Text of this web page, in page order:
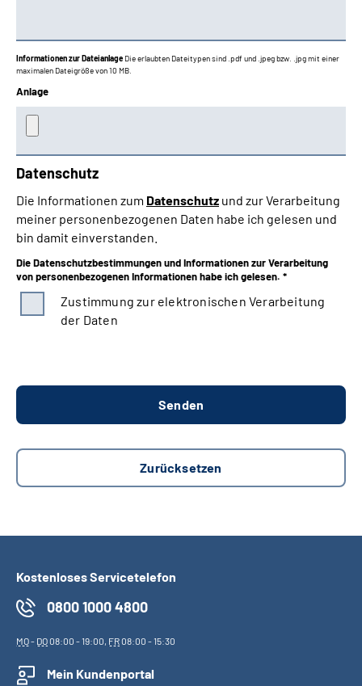
Informationen zur Dateianlage Die erlaubten Dateitypen sind .pdf und .jpeg bzw. .jpg mit einer
maximalen Dateigröße von 10 MB.
Anlage
Datenschutz
Die Informationen zum Datenschutz und zur Verarbeitung
meiner personenbezogenen Daten habe ich gelesen und
bin damit einverstanden.
Die Datenschutzbestimmungen und Informationen zur Verarbeitung
von personenbezogenen Informationen habe ich gelesen. *
Zustimmung zur elektronischen Verarbeitung
der Daten
Kostenloses Servicetelefon
0800 1000 4800
MO- DO08:00 - 19:00, FR08:00 - 15:30
Mein Kundenportal